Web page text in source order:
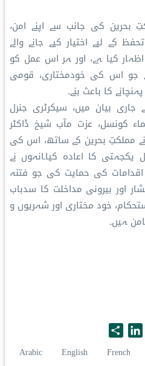
بحرین کی جانب سے اپنے امن،
کے لیے اختیار کیے جانے والے
کیا ہے، اور ہر اس عمل کو
جو اس کی خودمختاری، قومی
کا باعث بنے۔
بیان میں، سیکرٹری جنرل
کونسل، عزت مآب شیخ ڈاکٹر
مملکتِ بحرین کے ساتھ، اس کی
کا اعادہ کیا۔انہوں نے
اقدامات کی حمایت کی جو فتنہ
اور بیرونی مداخلت کا سدباب
خود مختاری اور شہریوں و
ہیں۔
C
L
i
n
h
a
Arabic English French